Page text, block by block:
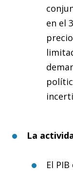
en el
La
El